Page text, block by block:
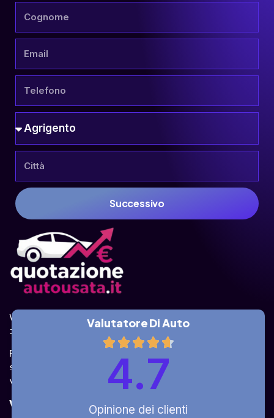
Successivo
Valuta la tua auto online, gratis e in pochi
istanti.
Ricevi la quotazione dai vari partner e potrai
sceglierla come venderla in modo sicuro,
veloce e rapido!
Valuta Per Modello
Valutatore Di Auto
Opinione dei clienti
4.7